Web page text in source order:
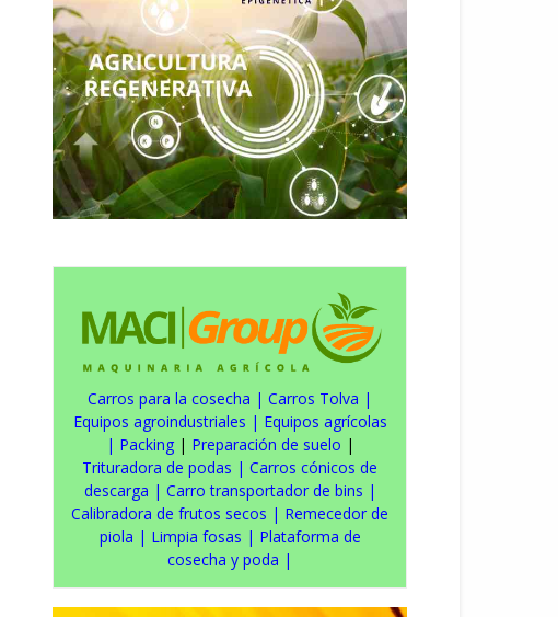
Carros para la cosecha | Carros Tolva |
Equipos agroindustriales | Equipos agrícolas
| Packing| Preparación de suelo |
Trituradora de podas | Carros cónicos de
descarga | Carro transportador de bins |
Calibradora de frutos secos | Remecedor de
piola | Limpia fosas | Plataforma de
cosecha y poda |